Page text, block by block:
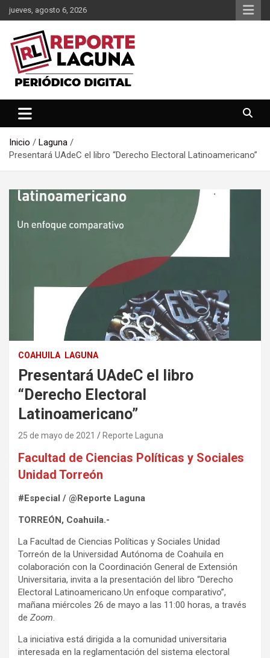
Saltar
al
contenido
jueves, agosto 6, 2026
Reporte Laguna
Inicio
Laguna
Presentará UAdeC el libro “Derecho Electoral Latinoamericano”
COAHUILA LAGUNA
Presentará UAdeC el libro
“Derecho Electoral
Latinoamericano”
25 de mayo de 2021 Reporte Laguna
Facultad de Ciencias Políticas y Sociales
Unidad Torreón
#Especial / @Reporte Laguna
TORREÓN, Coahuila.-
La Facultad de Ciencias Políticas y Sociales Unidad
Torreón de la Universidad Autónoma de Coahuila en
colaboración con la Coordinación General de Extensión
Universitaria, invita a la presentación del libro “Derecho
Electoral Latinoamericano.Un enfoque comparativo”,
mañana miércoles 26 de mayo a las 11:00 horas, a través
de Zoom.
La iniciativa está dirigida a la comunidad universitaria
interesada en la reglamentación del sistema electoral